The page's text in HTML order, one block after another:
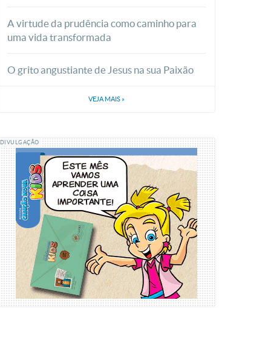
A virtude da prudência como caminho para
uma vida transformada
O grito angustiante de Jesus na sua Paixão
VEJA MAIS »
DIVULGAÇÃO